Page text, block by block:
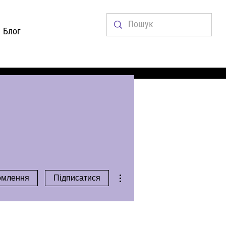
Блог
Підписатися